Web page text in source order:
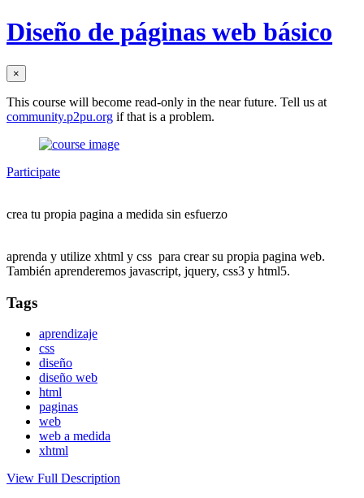
Diseño de páginas web básico
×
This course will become read-only in the near future. Tell us at
community.p2pu.org if that is a problem.
Participate
crea tu propia pagina a medida sin esfuerzo
aprenda y utilize xhtml y css para crear su propia pagina web.
También aprenderemos javascript, jquery, css3 y html5.
Tags
aprendizaje
css
diseño
diseño web
html
paginas
web
web a medida
xhtml
View Full Description